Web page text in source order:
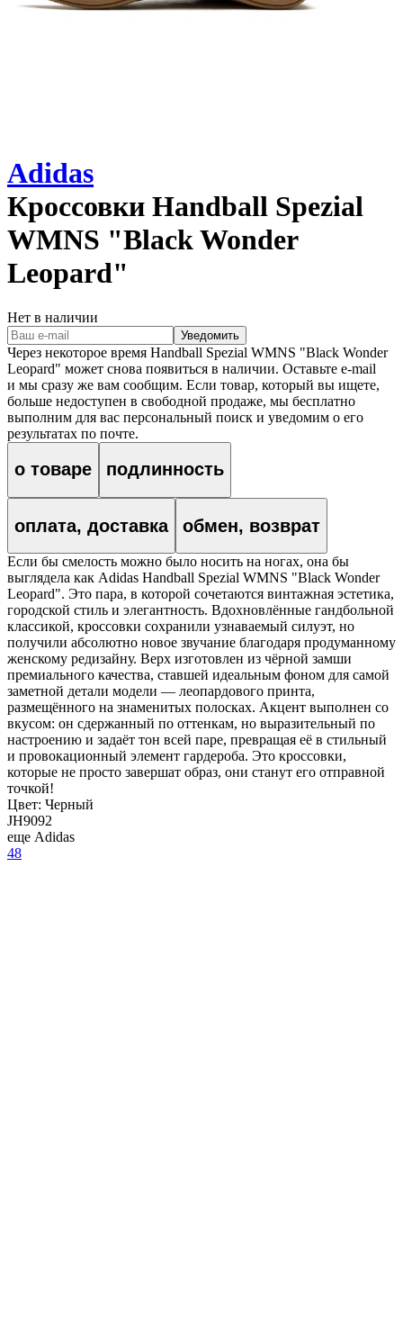
Adidas
Кроссовки Handball Spezial
WMNS "Black Wonder
Leopard"
Нет в наличии
Уведомить
Через некоторое время Handball Spezial WMNS "Black Wonder
Leopard" может снова появиться в наличии. Оставьте e‑mail
и мы сразу же вам сообщим. Если товар, который вы ищете,
больше недоступен в свободной продаже, мы бесплатно
выполним для вас персональный поиск и уведомим о его
результатах по почте.
о товаре подлинность
оплата, доставка обмен, возврат
Если бы смелость можно было носить на ногах, она бы
выглядела как Adidas Handball Spezial WMNS "Black Wonder
Leopard". Это пара, в которой сочетаются винтажная эстетика,
городской стиль и элегантность. Вдохновлённые гандбольной
классикой, кроссовки сохранили узнаваемый силуэт, но
получили абсолютно новое звучание благодаря продуманному
женскому редизайну. Верх изготовлен из чёрной замши
премиального качества, ставшей идеальным фоном для самой
заметной детали модели — леопардового принта,
размещённого на знаменитых полосках. Акцент выполнен со
вкусом: он сдержанный по оттенкам, но выразительный по
настроению и задаёт тон всей паре, превращая её в стильный
и провокационный элемент гардероба. Это кроссовки,
которые не просто завершат образ, они станут его отправной
точкой!
Цвет: Черный
JH9092
еще Adidas
48